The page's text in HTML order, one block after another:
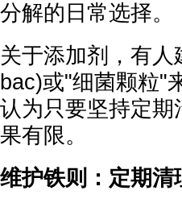
分解的日常选择。
关于添加剂，有
bac)或"细菌颗粒"
认为只要坚持定
果有限。
维护铁则：定期清